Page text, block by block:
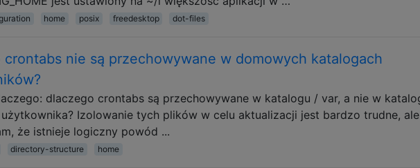
home posix freedesktop dot-files
crontabs nie są przechowywane w domowych katalogach
dlaczego crontabs są przechowywane w katalogu / var, a nie w
Izolowanie tych plików w celu aktualizacji jest bardzo trudne, ale
że istnieje logiczny powód ...
directory-structure home